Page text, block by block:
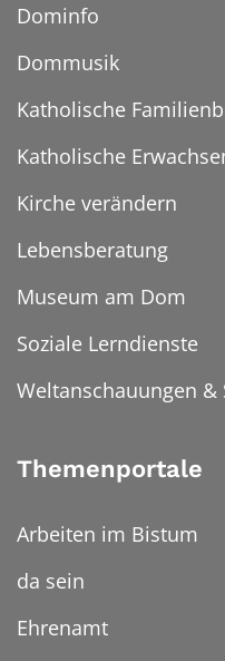
Dominfo
Dommusik
Katholische
Katholische
Kirche verändern
Lebensberatung
Museum am Dom
Soziale Lerndienste
Weltanschauungen &
Themenportale
Arbeiten im Bistum
da sein
Ehrenamt